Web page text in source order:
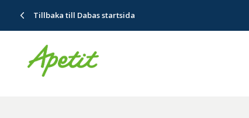
Tillbaka till Dabas startsida